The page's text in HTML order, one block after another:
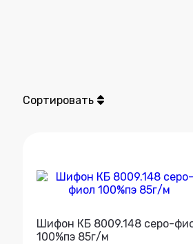
Сортировать
Шифон КБ 8009.148 серо-
100%пэ 85г/м